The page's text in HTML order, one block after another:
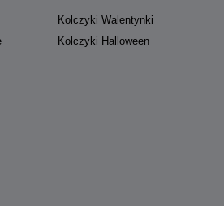
Kolczyki Walentynki
Kolczyki Halloween